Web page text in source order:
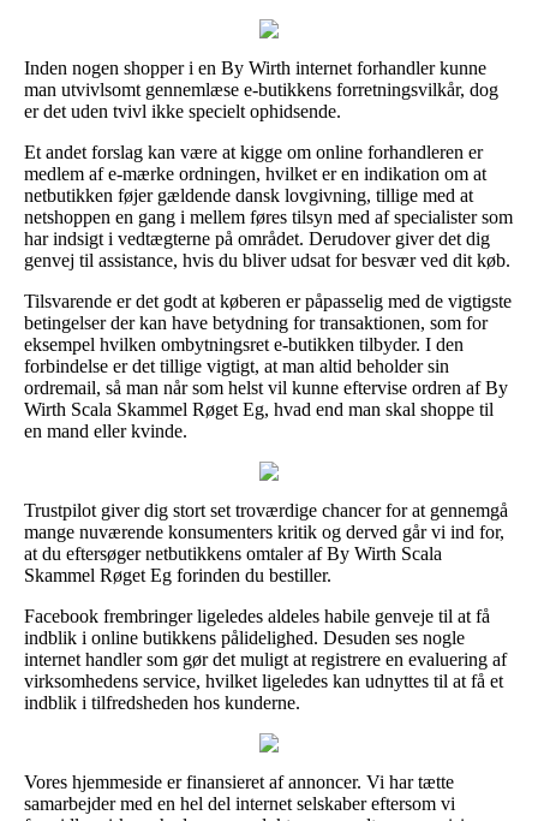
Inden nogen shopper i en By Wirth internet forhandler kunne
man utvivlsomt gennemlæse e-butikkens forretningsvilkår, dog
er det uden tvivl ikke specielt ophidsende.
Et andet forslag kan være at kigge om online forhandleren er
medlem af e-mærke ordningen, hvilket er en indikation om at
netbutikken føjer gældende dansk lovgivning, tillige med at
netshoppen en gang i mellem føres tilsyn med af specialister som
har indsigt i vedtægterne på området. Derudover giver det dig
genvej til assistance, hvis du bliver udsat for besvær ved dit køb.
Tilsvarende er det godt at køberen er påpasselig med de vigtigste
betingelser der kan have betydning for transaktionen, som for
eksempel hvilken ombytningsret e-butikken tilbyder. I den
forbindelse er det tillige vigtigt, at man altid beholder sin
ordremail, så man når som helst vil kunne eftervise ordren af By
Wirth Scala Skammel Røget Eg, hvad end man skal shoppe til
en mand eller kvinde.
Trustpilot giver dig stort set troværdige chancer for at gennemgå
mange nuværende konsumenters kritik og derved går vi ind for,
at du eftersøger netbutikkens omtaler af By Wirth Scala
Skammel Røget Eg forinden du bestiller.
Facebook frembringer ligeledes aldeles habile genveje til at få
indblik i online butikkens pålidelighed. Desuden ses nogle
internet handler som gør det muligt at registrere en evaluering af
virksomhedens service, hvilket ligeledes kan udnyttes til at få et
indblik i tilfredsheden hos kunderne.
Vores hjemmeside er finansieret af annoncer. Vi har tætte
samarbejder med en hel del internet selskaber eftersom vi